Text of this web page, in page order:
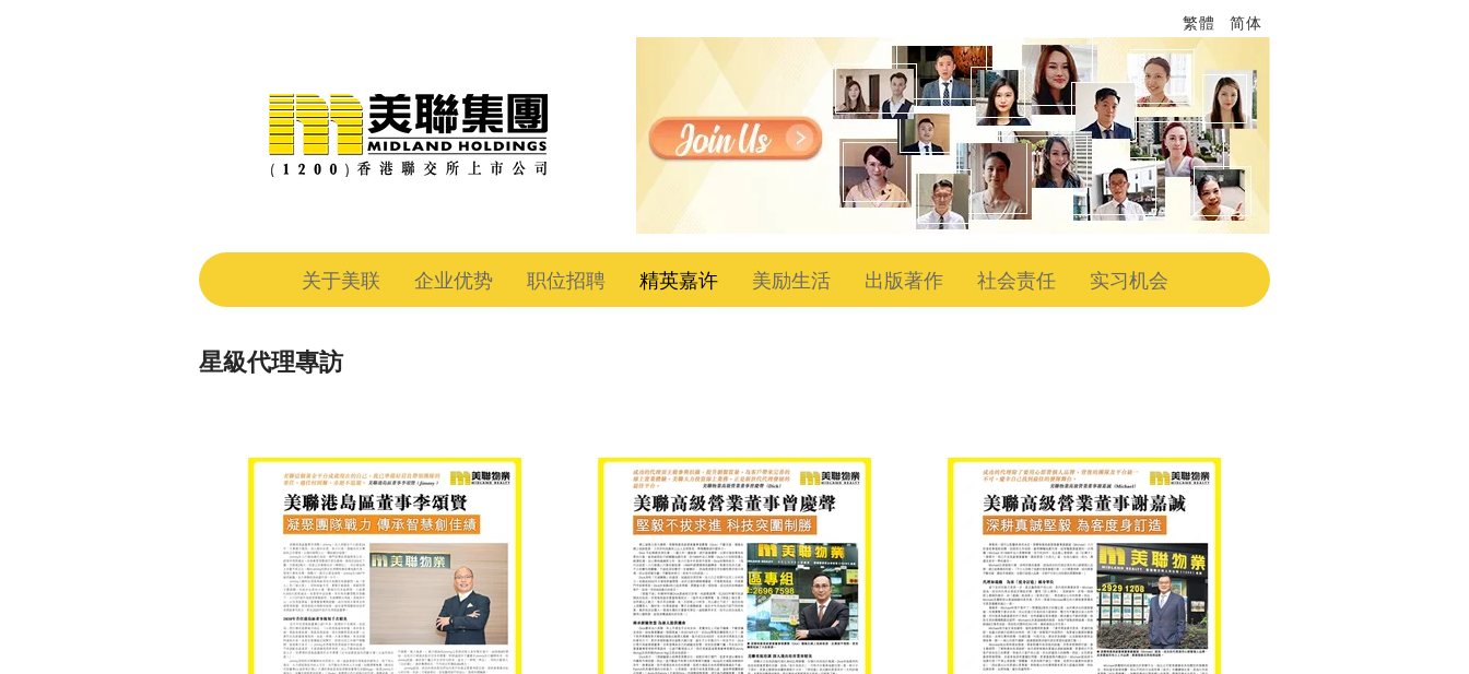
繁體 简体
关于美联 企业优势 职位招聘 精英嘉许 美励生活 出版著作 社会责任 实习机会
星級代理專訪